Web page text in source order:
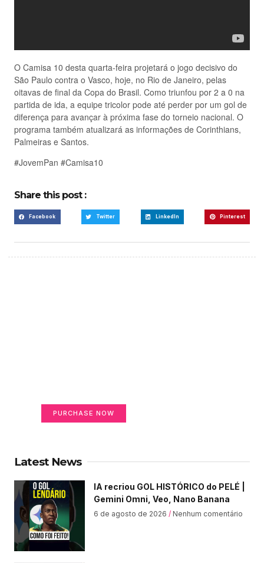
O Camisa 10 desta quarta-feira projetará o jogo decisivo do
São Paulo contra o Vasco, hoje, no Rio de Janeiro, pelas
oitavas de final da Copa do Brasil. Como triunfou por 2 a 0 na
partida de ida, a equipe tricolor pode até perder por um gol de
diferença para avançar à próxima fase do torneio nacional. O
programa também atualizará as informações de Corinthians,
Palmeiras e Santos.
#JovemPan #Camisa10
Share this post :
Facebook Twitter LinkedIn Pinterest
PURCHASE NOW
Latest News
IA recriou GOL HISTÓRICO do PELÉ |
Gemini Omni, Veo, Nano Banana
6 de agosto de 2026 Nenhum comentário